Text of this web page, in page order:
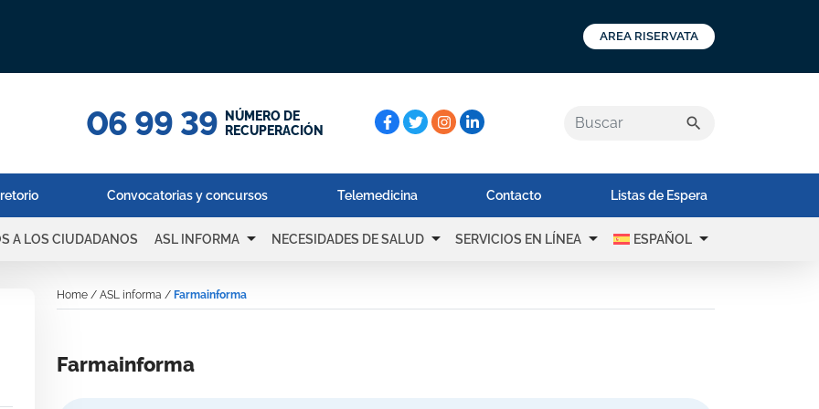
AREA RISERVATA
06 99 39
NÚMERO DE
RECUPERACIÓN
Cerca: search
Convocatorias y concursos Telemedicina Contacto Listas de Espera
A LOS CIUDADANOS ASL INFORMA arrow_drop_down NECESIDADES DE SALUD arrow_drop_down SERVICIOS EN LÍNEA arrow_drop_down ESPAÑOL arrow_drop_down
Home / ASL informa / Farmainforma
Farmainforma